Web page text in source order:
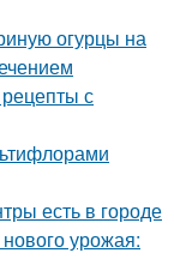
огурцы на
с
есть в городе
урожая: